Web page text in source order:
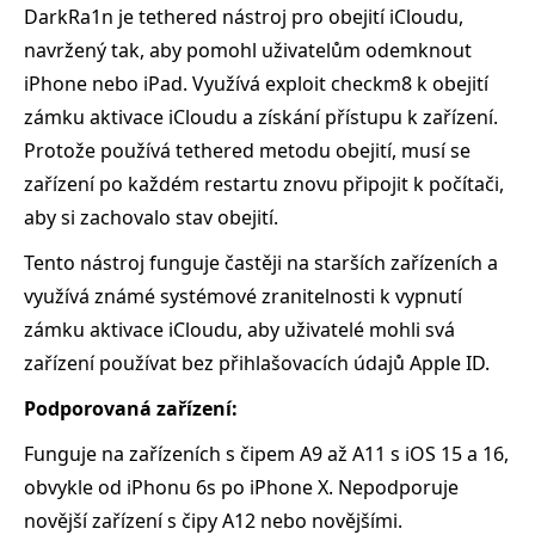
DarkRa1n je tethered nástroj pro obejití iCloudu,
navržený tak, aby pomohl uživatelům odemknout
iPhone nebo iPad. Využívá exploit checkm8 k obejití
zámku aktivace iCloudu a získání přístupu k zařízení.
Protože používá tethered metodu obejití, musí se
zařízení po každém restartu znovu připojit k počítači,
aby si zachovalo stav obejití.
Tento nástroj funguje častěji na starších zařízeních a
využívá známé systémové zranitelnosti k vypnutí
zámku aktivace iCloudu, aby uživatelé mohli svá
zařízení používat bez přihlašovacích údajů Apple ID.
Podporovaná zařízení:
Funguje na zařízeních s čipem A9 až A11 s iOS 15 a 16,
obvykle od iPhonu 6s po iPhone X. Nepodporuje
novější zařízení s čipy A12 nebo novějšími.